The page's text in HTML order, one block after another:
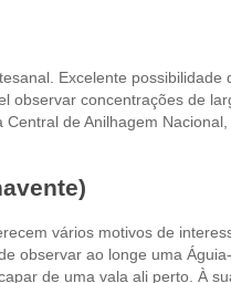
Excelente possibilidade
observar concentrações de
de Anilhagem Nacional,
vários motivos de
observar ao longe uma
de uma vala ali perto. À